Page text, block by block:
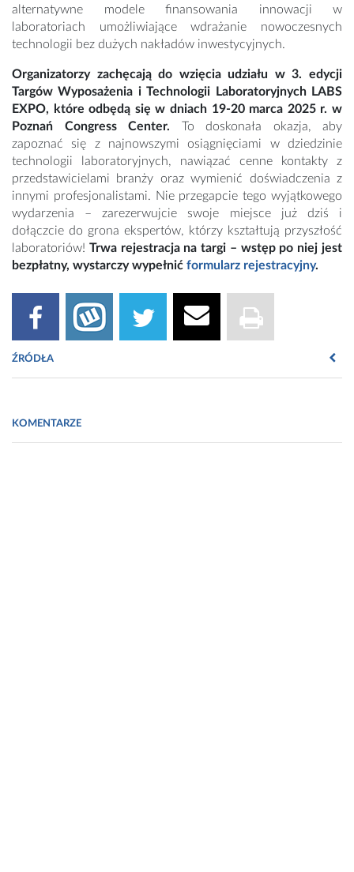
alternatywne modele finansowania innowacji w
laboratoriach umożliwiające wdrażanie nowoczesnych
technologii bez dużych nakładów inwestycyjnych.
Organizatorzy zachęcają do wzięcia udziału w 3. edycji
Targów Wyposażenia i Technologii Laboratoryjnych LABS
EXPO, które odbędą się w dniach 19-20 marca 2025 r. w
Poznań Congress Center. To doskonała okazja, aby
zapoznać się z najnowszymi osiągnięciami w dziedzinie
technologii laboratoryjnych, nawiązać cenne kontakty z
przedstawicielami branży oraz wymienić doświadczenia z
innymi profesjonalistami. Nie przegapcie tego wyjątkowego
wydarzenia – zarezerwujcie swoje miejsce już dziś i
dołączcie do grona ekspertów, którzy kształtują przyszłość
laboratoriów! Trwa rejestracja na targi – wstęp po niej jest
bezpłatny, wystarczy wypełnić formularz rejestracyjny.
ŹRÓDŁA
KOMENTARZE